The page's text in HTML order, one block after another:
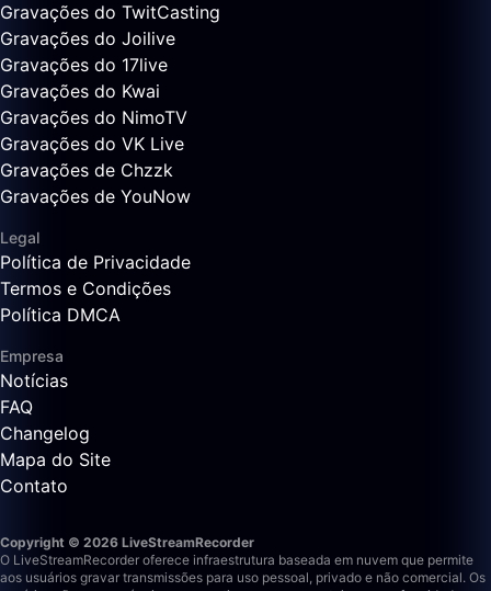
Gravações do TwitCasting
Gravações do Joilive
Gravações do 17live
Gravações do Kwai
Gravações do NimoTV
Gravações do VK Live
Gravações de Chzzk
Gravações de YouNow
Legal
Política de Privacidade
Termos e Condições
Política DMCA
Empresa
Notícias
FAQ
Changelog
Mapa do Site
Contato
Copyright © 2026 LiveStreamRecorder
O LiveStreamRecorder oferece infraestrutura baseada em nuvem que permite
aos usuários gravar transmissões para uso pessoal, privado e não comercial. Os